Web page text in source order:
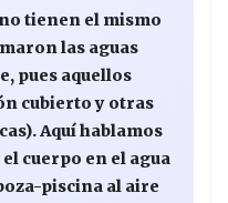
tienen el mismo
las aguas
pues aquellos
cubierto y otras
Aquí hablamos
cuerpo en el agua
piscina al aire